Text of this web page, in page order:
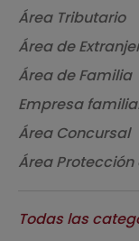
Área Tributario
Área de
Área de Familia
Empresa
Área Concursal
Área Protección
Todas las